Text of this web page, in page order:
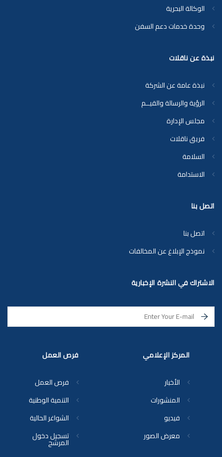
اتصل بنا
اتصل بنا
نموذج الإبلاغ عن المخالفات
الاشتراك في النشرة الإخبارية
فرص العمل
فرص العمل
التنمية الوطنية
الشواغر الحالية
تسجيل دخول
المرشح
المركز الإعلامي
الأخبار
المنشورات
فيديو
معرض الصور
الوكالة البحرية
وحدة خدمات دعم السفن
نبذة عن ناقلات
نبذة عامة عن الشركة
الرؤية والرسالة والقيــم
مجلس الإدارة
فريق ناقلات
السلامة
الاستدامة